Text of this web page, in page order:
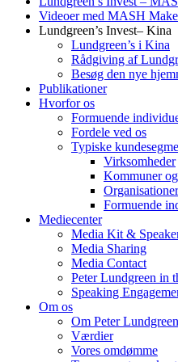
Videoer med MASH
Lundgreen’s Invest– Kina
Lundgreen’s i Kina
Rådgiving af
Besøg den nye
Publikationer
Hvorfor os
Formuende
Fordele ved os
Typiske
Virksomheder
Kommuner
Formuende
Mediecenter
Media Kit &
Media Sharing
Media Contact
Peter Lundgreen in
Speaking
Om os
Om Peter Lundgreen
Værdier
Vores omdømme